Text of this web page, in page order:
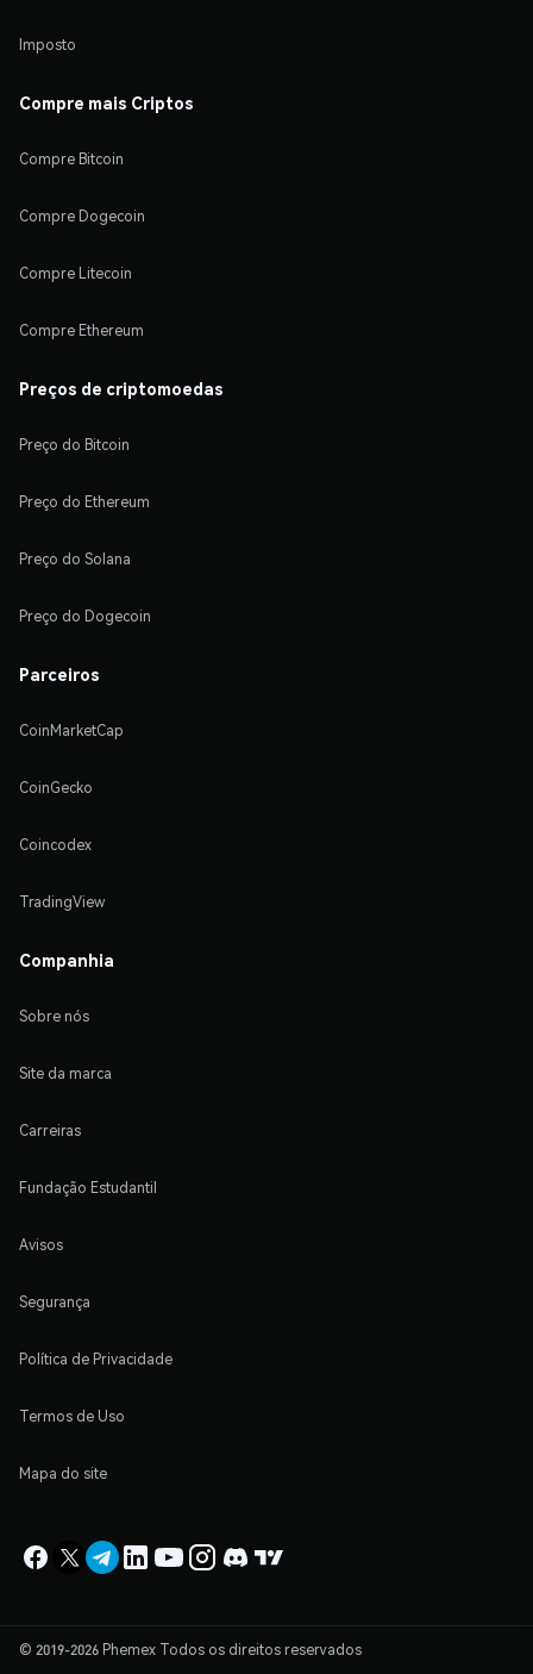
Imposto
Compre mais Criptos
Compre Bitcoin
Compre Dogecoin
Compre Litecoin
Compre Ethereum
Preços de criptomoedas
Preço do Bitcoin
Preço do Ethereum
Preço do Solana
Preço do Dogecoin
Parceiros
CoinMarketCap
CoinGecko
Coincodex
TradingView
Companhia
Sobre nós
Site da marca
Carreiras
Fundação Estudantil
Avisos
Segurança
Política de Privacidade
Termos de Uso
Mapa do site
© 2019-2026 Phemex Todos os direitos reservados